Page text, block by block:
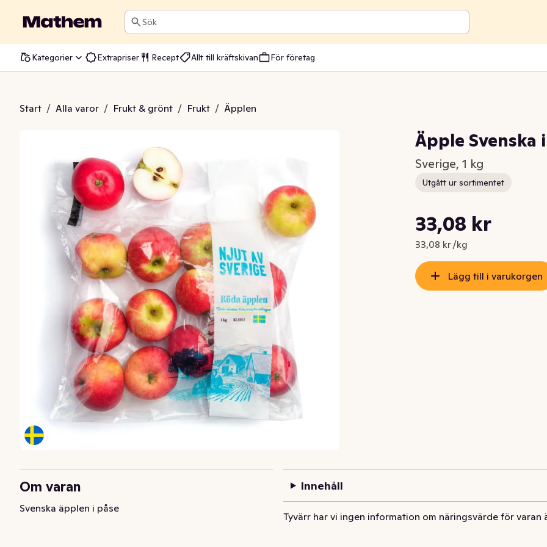
Sök
Kategorier Extrapriser Recept Allt till kräftskivan För företag
Start / Alla varor / Frukt & grönt / Frukt / Äpplen
i påse Klass1
Äpple Svenska
Sverige, 1 kg
Utgått ur sortimentet
Nuvarande pris är: 33,08 kr
33,08 kr
33,08 kr /kg
Styckpris: 33,08 kr /kg
Lägg till i varukorgen
Om varan
Svenska äpplen i påse
Innehåll
Tyvärr har vi ingen information om näringsvärde för varan